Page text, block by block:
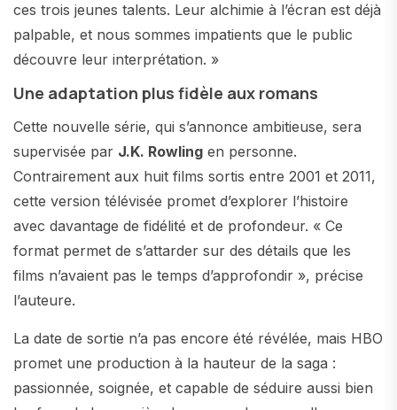
ces trois jeunes talents. Leur alchimie à l’écran est déjà
palpable, et nous sommes impatients que le public
découvre leur interprétation. »
Une adaptation plus fidèle aux romans
Cette nouvelle série, qui s’annonce ambitieuse, sera
supervisée par J.K. Rowling en personne.
Contrairement aux huit films sortis entre 2001 et 2011,
cette version télévisée promet d’explorer l’histoire
avec davantage de fidélité et de profondeur. « Ce
format permet de s’attarder sur des détails que les
films n’avaient pas le temps d’approfondir », précise
l’auteure.
La date de sortie n’a pas encore été révélée, mais HBO
promet une production à la hauteur de la saga :
passionnée, soignée, et capable de séduire aussi bien